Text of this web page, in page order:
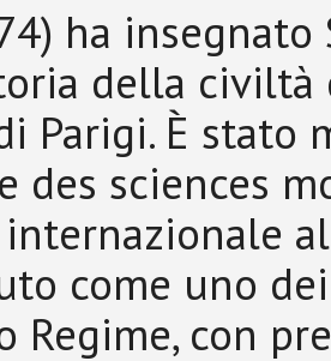
ha
della civiltà
Parigi. È stato
des sciences
internazionale
come uno
Regime, con